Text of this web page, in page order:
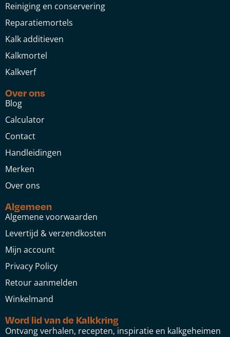
Reiniging en conservering
Reparatiemortels
Kalk additieven
Kalkmortel
Kalkverf
Over ons
Blog
Calculator
Contact
Handleidingen
Merken
Over ons
Algemeen
Algemene voorwaarden
Levertijd & verzendkosten
Mijn account
Privacy Policy
Retour aanmelden
Winkelmand
Word lid van de Kalkkring
Ontvang verhalen, recepten, inspiratie en kalkgeheimen